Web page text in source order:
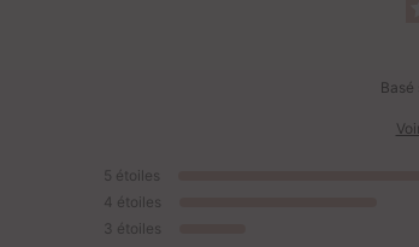
Basé
5 étoiles
4 étoiles
3 étoiles